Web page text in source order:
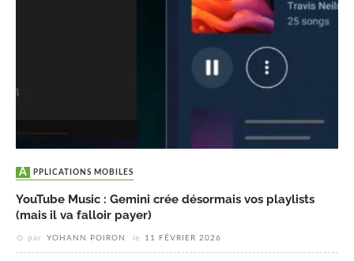
APPLICATIONS MOBILES
YouTube Music : Gemini crée désormais vos playlists
(mais il va falloir payer)
par YOHANN POIRON le 11 FÉVRIER 2026